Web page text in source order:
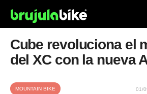
Cube revoluciona el
del XC con la nueva
MOUNTAIN BIKE 01/